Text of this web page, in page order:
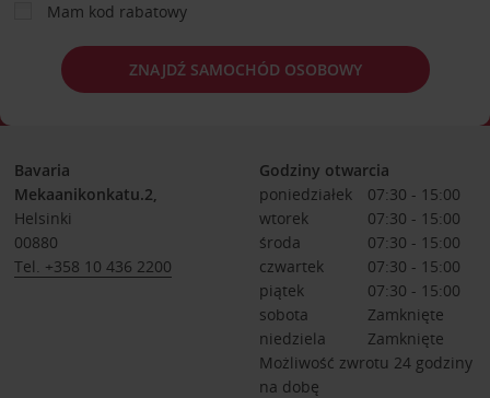
Mam kod rabatowy
ZNAJDŹ SAMOCHÓD OSOBOWY
Bavaria
Mekaanikonkatu.2,
Helsinki
00880
Tel. +358 10 436 2200
Godziny otwarcia
poniedziałek
07:30 - 15:00
wtorek
07:30 - 15:00
środa
07:30 - 15:00
czwartek
07:30 - 15:00
piątek
07:30 - 15:00
sobota
Zamknięte
niedziela
Zamknięte
Możliwość zwrotu 24 godziny
na dobę